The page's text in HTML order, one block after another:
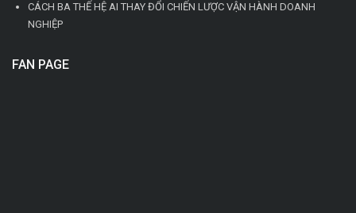
CÁCH BA THẾ HỆ AI THAY ĐỔI CHIẾN LƯỢC VẬN HÀNH DOANH
NGHIỆP
FAN PAGE